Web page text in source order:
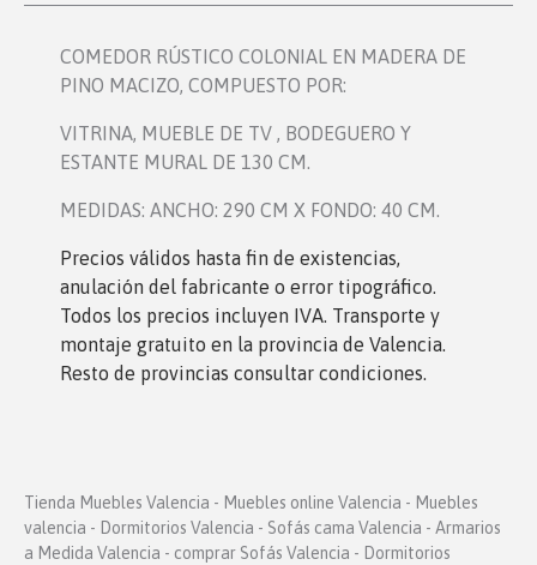
COMEDOR RÚSTICO COLONIAL EN MADERA DE
PINO MACIZO, COMPUESTO POR:
VITRINA, MUEBLE DE TV , BODEGUERO Y
ESTANTE MURAL DE 130 CM.
MEDIDAS: ANCHO: 290 CM X FONDO: 40 CM.
Precios válidos hasta fin de existencias,
anulación del fabricante o error tipográfico.
Todos los precios incluyen IVA. Transporte y
montaje gratuito en la provincia de Valencia.
Resto de provincias consultar condiciones.
Tienda Muebles Valencia - Muebles online Valencia - Muebles
valencia - Dormitorios Valencia - Sofás cama Valencia - Armarios
a Medida Valencia - comprar Sofás Valencia - Dormitorios